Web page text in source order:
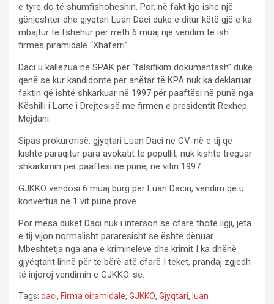
e tyre do të shumfishoheshin. Por, në fakt kjo ishe një
gënjeshtër dhe gjyqtari Luan Daci duke e ditur këtë gjë e ka
mbajtur të fshehur për rreth 6 muaj një vendim të ish
firmës piramidale “Xhaferri”.
Daci u kallëzua në SPAK për “falsifikim dokumentash” duke
qenë se kur kandidonte për anëtar të KPA nuk ka deklaruar
faktin që ishtë shkarkuar në 1997 për paaftësi në punë nga
Këshilli i Lartë i Drejtësisë me firmën e presidentit Rexhep
Mejdani.
Sipas prokurorisë, gjyqtari Luan Daci në CV-në e tij që
kishte paraqitur para avokatit të popullit, nuk kishte treguar
shkarkimin për paaftësi në punë, në vitin 1997.
GJKKO vendosi 6 muaj burg për Luan Dacin, vendim që u
konvertua në 1 vit pune provë.
Por mesa duket Daci nuk i interson se cfarë thotë ligji, jeta
e tij vijon normalisht pararesisht se është dënuar.
Mbështetja nga ana e kriminelëve dhe krimit I ka dhënë
gjyëqtarit lirinë për të bërë atë cfarë I teket, prandaj zgjedh
të injoroj vendimin e GJKKO-së.
Tags: daci, Firma oiramidale, GJKKO, Gjyqtari, luan